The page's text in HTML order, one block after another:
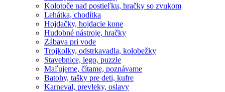
Kolotoče nad postieľku, hračky so zvukom
Lehátka, chodítka
Hojdačky, hojdacie kone
Hudobné nástroje, hračky
Zábava pri vode
Trojkolky, odstrkavadla, kolobežky
Stavebnice, lego, puzzle
Maľujeme, čítame, poznávame
Batohy, tašky pre deti, kufre
Karneval, prevleky, oslavy